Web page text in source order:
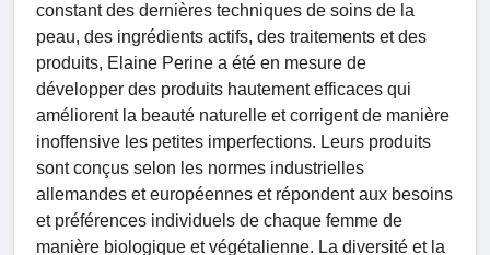
constant des dernières techniques de soins de la
peau, des ingrédients actifs, des traitements et des
produits, Elaine Perine a été en mesure de
développer des produits hautement efficaces qui
améliorent la beauté naturelle et corrigent de manière
inoffensive les petites imperfections. Leurs produits
sont conçus selon les normes industrielles
allemandes et européennes et répondent aux besoins
et préférences individuels de chaque femme de
manière biologique et végétalienne. La diversité et la